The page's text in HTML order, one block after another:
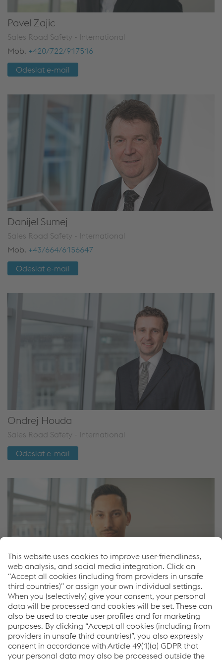
Pavel Zajic
Sales Road Safety - International
Mob. +420/722/917516
Odeslat e-mail
Danijel Sumej
Sales Road Safety - International
Mob. +43/664/6156647
Odeslat e-mail
Ondrej Houda
Sales Road Safety - International
Odeslat e-mail
Jaroslav Minarovic
Sales Road Safety - International
Mob.+43/664/8362912
Odeslat e-mail